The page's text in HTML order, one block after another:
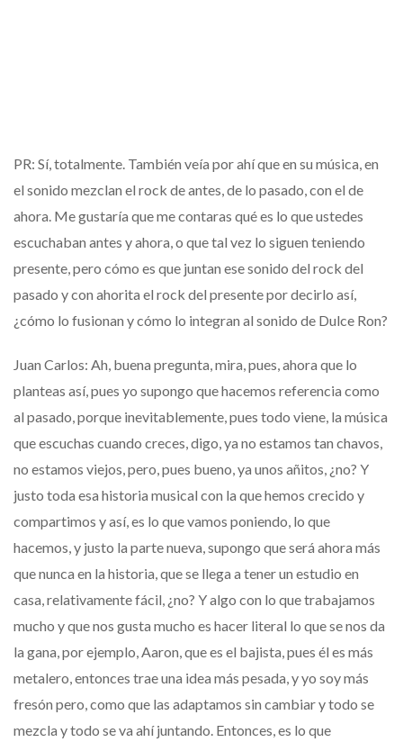
PR: Sí, totalmente. También veía por ahí que en su música, en
el sonido mezclan el rock de antes, de lo pasado, con el de
ahora. Me gustaría que me contaras qué es lo que ustedes
escuchaban antes y ahora, o que tal vez lo siguen teniendo
presente, pero cómo es que juntan ese sonido del rock del
pasado y con ahorita el rock del presente por decirlo así,
¿cómo lo fusionan y cómo lo integran al sonido de Dulce Ron?
Juan Carlos: Ah, buena pregunta, mira, pues, ahora que lo
planteas así, pues yo supongo que hacemos referencia como
al pasado, porque inevitablemente, pues todo viene, la música
que escuchas cuando creces, digo, ya no estamos tan chavos,
no estamos viejos, pero, pues bueno, ya unos añitos, ¿no? Y
justo toda esa historia musical con la que hemos crecido y
compartimos y así, es lo que vamos poniendo, lo que
hacemos, y justo la parte nueva, supongo que será ahora más
que nunca en la historia, que se llega a tener un estudio en
casa, relativamente fácil, ¿no? Y algo con lo que trabajamos
mucho y que nos gusta mucho es hacer literal lo que se nos da
la gana, por ejemplo, Aaron, que es el bajista, pues él es más
metalero, entonces trae una idea más pesada, y yo soy más
fresón pero, como que las adaptamos sin cambiar y todo se
mezcla y todo se va ahí juntando. Entonces, es lo que